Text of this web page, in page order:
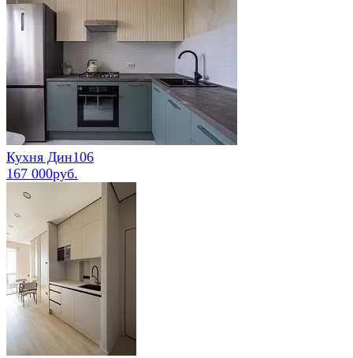
Кухня Дин106
167 000руб.